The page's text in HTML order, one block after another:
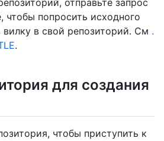
чтобы попросить исходного
вилку в свой репозиторий. См .
.
для создания
чтобы приступить к